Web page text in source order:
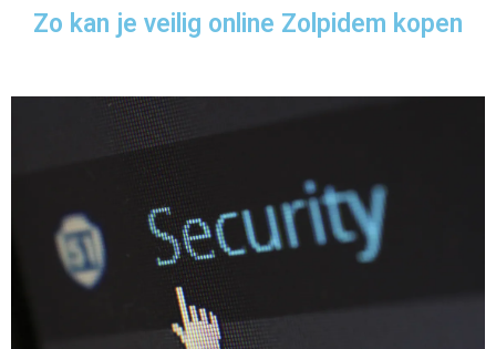
Zo kan je veilig online Zolpidem kopen